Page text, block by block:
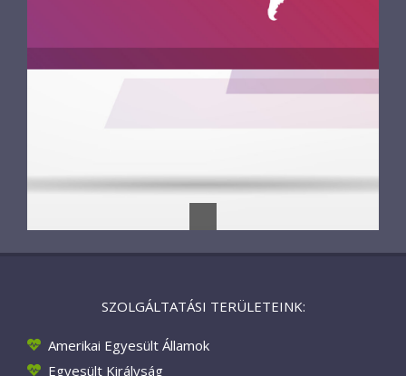
SZOLGÁLTATÁSI TERÜLETEINK:
Amerikai Egyesült Államok
Egyesült Királyság